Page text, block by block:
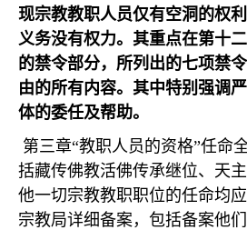
现宗教教职人员仅有空洞的权
义务没有权力。其重点在第十
的禁令部分，所列出的七项禁
由的所有内容。其中特别强调
体的委任及帮助。
第三章“教职人员的资格”任命
括藏传佛教活佛传承继位、天
他一切宗教教职职位的任命均
宗教局详细备案，包括备案他